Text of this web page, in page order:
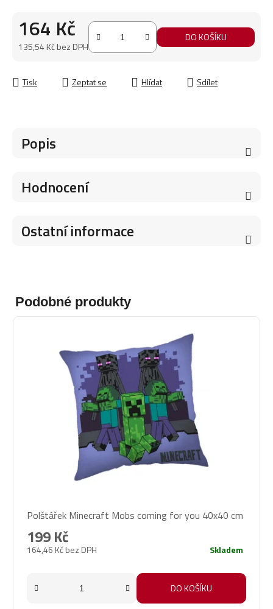
164 Kč
135,54 Kč bez DPH
DO KOŠÍKU
Tisk Zeptat se Hlídat Sdílet
Popis
Hodnocení
Ostatní informace
Podobné produkty
Polštářek Minecraft Mobs coming for you 40x40 cm
164,46 Kč bez DPH
199 Kč
Skladem
DO KOŠÍKU